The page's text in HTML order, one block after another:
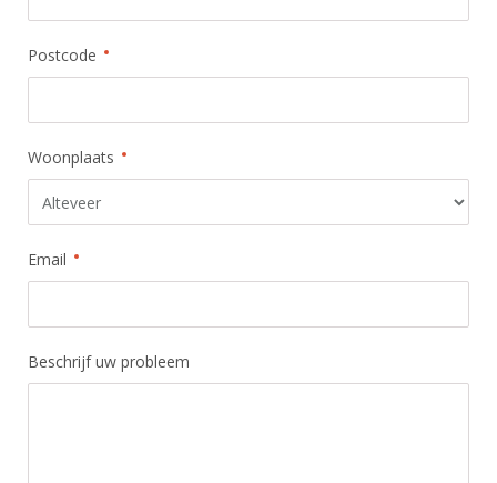
Postcode
Woonplaats
Email
Beschrijf uw probleem